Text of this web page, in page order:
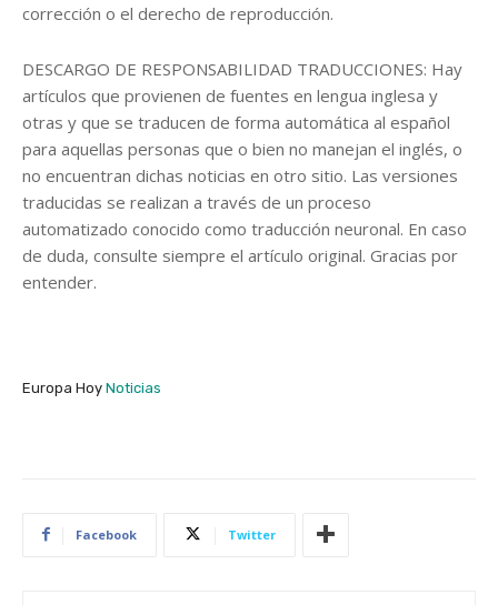
corrección o el derecho de reproducción.
DESCARGO DE RESPONSABILIDAD TRADUCCIONES: Hay
artículos que provienen de fuentes en lengua inglesa y
otras y que se traducen de forma automática al español
para aquellas personas que o bien no manejan el inglés, o
no encuentran dichas noticias en otro sitio. Las versiones
traducidas se realizan a través de un proceso
automatizado conocido como traducción neuronal. En caso
de duda, consulte siempre el artículo original. Gracias por
entender.
Europa Hoy Noticias
Facebook Twitter